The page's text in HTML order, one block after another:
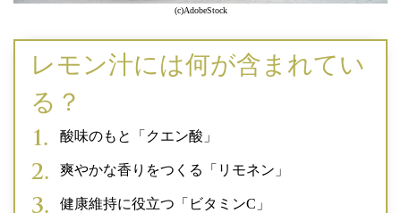
(c)AdobeStock
レモン汁には何が含まれてい
る？
酸味のもと「クエン酸」
爽やかな香りをつくる「リモネン」
健康維持に役立つ「ビタミンC」